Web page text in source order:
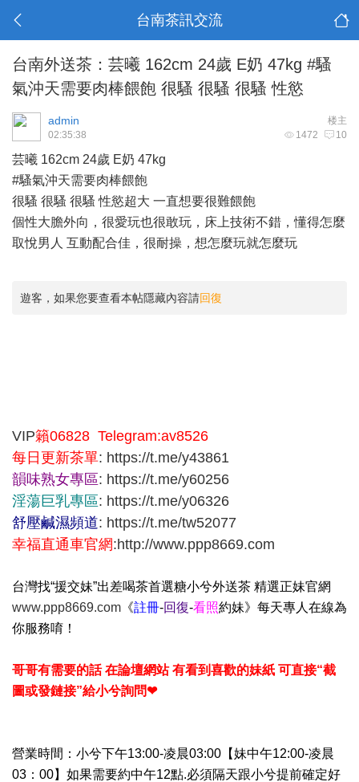
台南茶訊交流
台南外送茶：芸曦 162cm 24歲 E奶 47kg #騷
氣沖天需要肉棒餵飽 很騷 很騷 很騷 性慾
楼主
admin
1472 10
02:35:38
芸曦 162cm 24歲 E奶 47kg
#騷氣沖天需要肉棒餵飽
很騷 很騷 很騷 性慾超大 一直想要很難餵飽
個性大膽外向，很愛玩也很敢玩，床上技術不錯，懂得怎麼
取悅男人 互動配合佳，很耐操，想怎麼玩就怎麼玩
遊客，如果您要查看本帖隱藏內容請回復
VIP籟06828 Telegram:av8526
每日更新茶單: https://t.me/y43861
韻味熟女專區: https://t.me/y60256
淫蕩巨乳專區: https://t.me/y06326
舒壓鹹濕頻道: https://t.me/tw52077
幸福直通車官網:http://www.ppp8669.com
台灣找“援交妹”出差喝茶首選糖小兮外送茶 精選正妹官網
www.ppp8669.com 《註冊-回復-看照約妹》每天專人在線為
你服務唷！
哥哥有需要的話 在論壇網站 有看到喜歡的妹紙 可直接“截
圖或發鏈接”給小兮詢問❤
營業時間：小兮下午13:00-凌晨03:00【妹中午12:00-凌晨
03：00】如果需要約中午12點.必須隔天跟小兮提前確定好